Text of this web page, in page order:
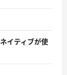
イティブが使